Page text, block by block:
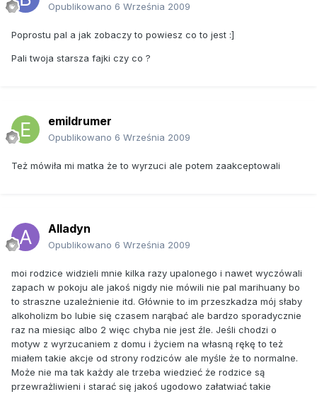
Opublikowano 6 Września 2009
Poprostu pal a jak zobaczy to powiesz co to jest :]
Pali twoja starsza fajki czy co ?
emildrumer
Opublikowano 6 Września 2009
Też mówiła mi matka że to wyrzuci ale potem zaakceptowali
Alladyn
Opublikowano 6 Września 2009
moi rodzice widzieli mnie kilka razy upalonego i nawet wyczówali
zapach w pokoju ale jakoś nigdy nie mówili nie pal marihuany bo
to straszne uzależnienie itd. Głównie to im przeszkadza mój słaby
alkoholizm bo lubie się czasem narąbać ale bardzo sporadycznie
raz na miesiąc albo 2 więc chyba nie jest źle. Jeśli chodzi o
motyw z wyrzucaniem z domu i życiem na własną rękę to też
miałem takie akcje od strony rodziców ale myśle że to normalne.
Może nie ma tak każdy ale trzeba wiedzieć że rodzice są
przewrażliwieni i starać się jakoś ugodowo załatwiać takie